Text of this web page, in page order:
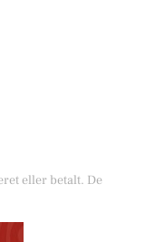
eller betalt. De